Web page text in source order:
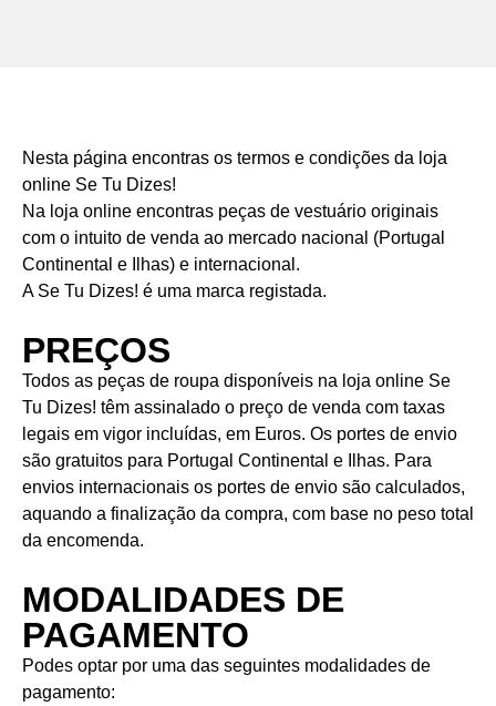
Condições
Se Tu Dizes! Marca de roupa
Nesta página encontras os termos e condições da loja
online Se Tu Dizes!
Na loja online encontras peças de vestuário originais
com o intuito de venda ao mercado nacional (Portugal
Continental e Ilhas) e internacional.
A Se Tu Dizes! é uma marca registada.
PREÇOS
Todos as peças de roupa disponíveis na loja online Se
Tu Dizes! têm assinalado o preço de venda com taxas
legais em vigor incluídas, em Euros. Os portes de envio
são gratuitos para Portugal Continental e Ilhas. Para
envios internacionais os portes de envio são calculados,
aquando a finalização da compra, com base no peso total
da encomenda.
MODALIDADES DE
PAGAMENTO
Podes optar por uma das seguintes modalidades de
pagamento: